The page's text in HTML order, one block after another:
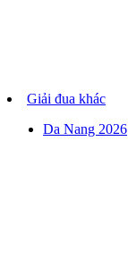
Giải đua khác
Da Nang 2026